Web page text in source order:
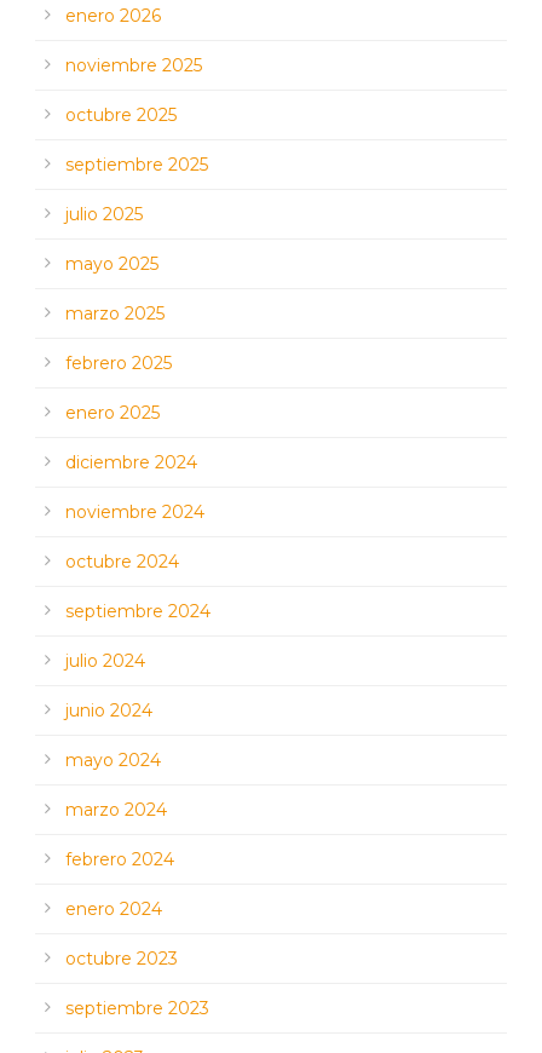
enero 2026
noviembre 2025
octubre 2025
septiembre 2025
julio 2025
mayo 2025
marzo 2025
febrero 2025
enero 2025
diciembre 2024
noviembre 2024
octubre 2024
septiembre 2024
julio 2024
junio 2024
mayo 2024
marzo 2024
febrero 2024
enero 2024
octubre 2023
septiembre 2023